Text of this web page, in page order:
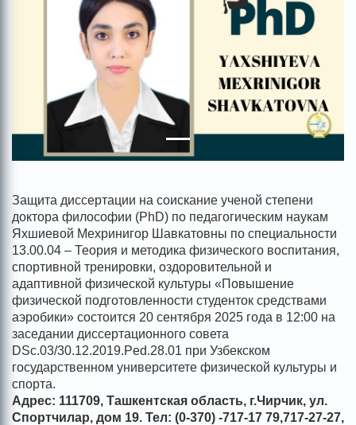
Защита диссертации на соискание ученой степени
доктора философии (PhD) по педагогическим наукам
Яхшиевой Мехринигор Шавкатовны по специальности
13.00.04 – Теория и методика физического воспитания,
спортивной тренировки, оздоровительной и
адаптивной физической культуры «Повышение
физической подготовленности студенток средствами
аэробики» состоится 20 сентября 2025 года в 12:00 на
заседании диссертационного совета
DSc.03/30.12.2019.Ped.28.01 при Узбекском
государственном университете физической культуры и
спорта.
Адрес: 111709, Ташкентская область, г.Чирчик, ул.
Спортчилар, дом 19. Тел: (0-370) -717-17 79,717-27-27,